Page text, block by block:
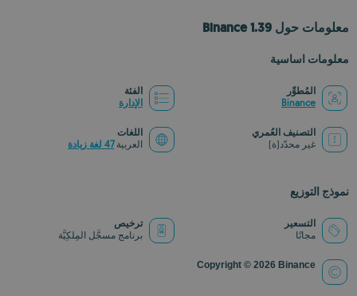
معلومات حول Binance 1.39
معلومات اساسية
المُطوِّر
Binance
الفئة
الإدارة
التصنيف العُمري
غير محدّد(ة)
اللغات
العربية47 لغة زيادة
نموذج التوزيع
التسعير
مجانًا
ترخيص
برنامج مسجَّل المِلكِيَّة
Copyright © 2026 Binance